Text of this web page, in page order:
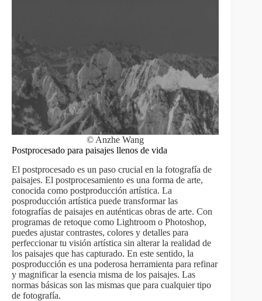
© Anzhe Wang
Postprocesado para paisajes llenos de vida
El postprocesado es un paso crucial en la fotografía de
paisajes. El postprocesamiento es una forma de arte,
conocida como postproducción artística. La
posproducción artística puede transformar las
fotografías de paisajes en auténticas obras de arte. Con
programas de retoque como Lightroom o Photoshop,
puedes ajustar contrastes, colores y detalles para
perfeccionar tu visión artística sin alterar la realidad de
los paisajes que has capturado. En este sentido, la
posproducción es una poderosa herramienta para refinar
y magnificar la esencia misma de los paisajes. Las
normas básicas son las mismas que para cualquier tipo
de fotografía.